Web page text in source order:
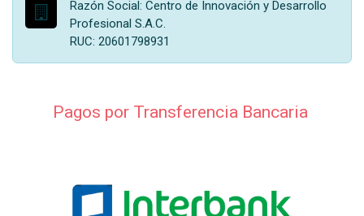
Razón Social: Centro de Innovación y Desarrollo
Profesional S.A.C.
RUC: 20601798931
Pagos por Transferencia Bancaria